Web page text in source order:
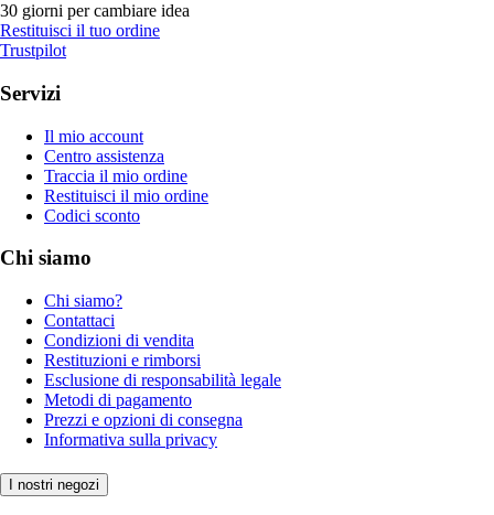
30 giorni per cambiare idea
Restituisci il tuo ordine
Trustpilot
Servizi
Il mio account
Centro assistenza
Traccia il mio ordine
Restituisci il mio ordine
Codici sconto
Chi siamo
Chi siamo?
Contattaci
Condizioni di vendita
Restituzioni e rimborsi
Esclusione di responsabilità legale
Metodi di pagamento
Prezzi e opzioni di consegna
Informativa sulla privacy
I nostri negozi